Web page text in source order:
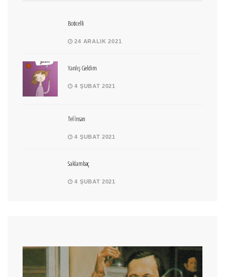
Boticelli
24 ARALIK 2021
Yanlış Geldim
4 ŞUBAT 2021
Tel İnsan
4 ŞUBAT 2021
Saklambaç
4 ŞUBAT 2021